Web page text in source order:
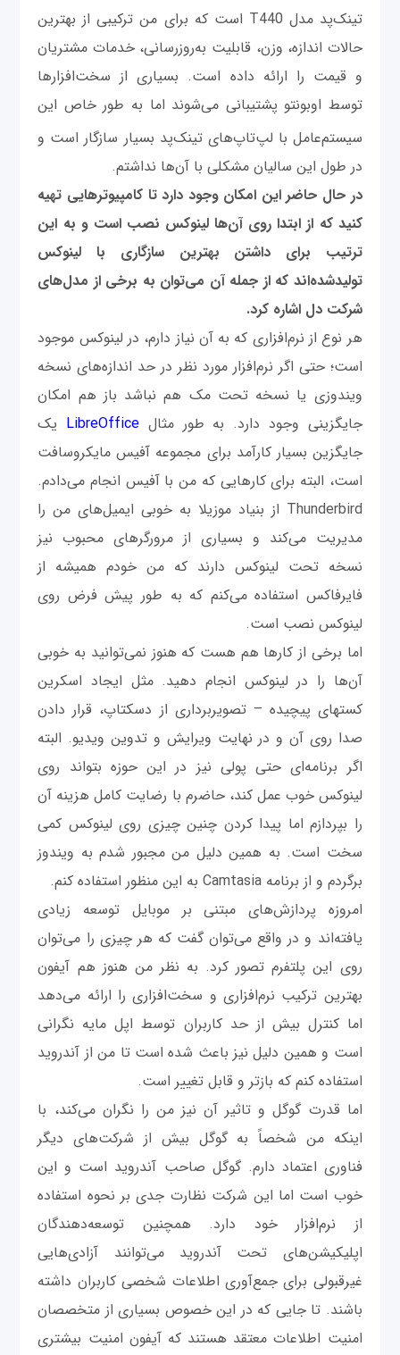
تینک
پد مدل T440 است که برای من ترکیبی از بهترین
حالات اندازه، وزن، قابلیت به‌روزرسانی، خدمات مشتریان
و قیمت را ارائه داده است. بسیاری از سخت‌افزارها
توسط اوبونتو پشتیبانی می‌شوند اما به طور خاص این
سیستم‌عامل با لپ‌تاپ‌های تینکپد بسیار سازگار است و
در طول این سالیان مشکلی با آن‌ها نداشتم.
در حال حاضر این امکان وجود دارد تا کامپیوترهایی تهیه
کنید که از ابتدا روی آن‌ها لینوکس نصب است و به این
ترتیب برای داشتن بهترین سازگاری با لینوکس
تولیدشده‌اند که از جمله آن می‌توان به برخی از مدل‌های
شرکت دل اشاره کرد.
هر نوع از نرم‌افزاری که به آن نیاز دارم، در لینوکس موجود
است؛ حتی اگر نرم‌افزار مورد نظر در حد اندازه‌های نسخه
ویندوزی یا نسخه تحت مک هم نباشد باز هم امکان
جایگزینی وجود دارد. به طور مثال LibreOffice یک
جایگزین بسیار کارآمد برای مجموعه آفیس مایکروسافت
است، البته برای کارهایی که من با آفیس انجام می‌دادم.
Thunderbird از بنیاد موزیلا به خوبی ایمیل‌های من را
مدیریت می‌کند و بسیاری از مرورگرهای محبوب نیز
نسخه تحت لینوکس دارند که من خودم همیشه از
فایرفاکس استفاده می‌کنم که به طور پیش فرض روی
لینوکس نصب است.
اما برخی از کارها هم هست که هنوز نمی‌توانید به خوبی
آن‌ها را در لینوکس انجام دهید. مثل ایجاد اسکرین
کستهای پیچیده – تصویربرداری از دسکتاپ، قرار دادن
صدا روی آن و در نهایت ویرایش و تدوین ویدیو. البته
اگر برنامه‌ای حتی پولی نیز در این حوزه بتواند روی
لینوکس خوب عمل کند، حاضرم با رضایت کامل هزینه آن
را بپردازم اما پیدا کردن چنین چیزی روی لینوکس کمی
سخت است. به همین دلیل من مجبور شدم به ویندوز
برگردم و از برنامه Camtasia به این منظور استفاده کنم.
امروزه پردازش‌های مبتنی بر موبایل توسعه زیادی
یافته‌اند و در واقع می‌توان گفت که هر چیزی را می‌توان
روی این پلتفرم تصور کرد. به نظر من هنوز هم آیفون
بهترین ترکیب نرم‌افزاری و سخت‌افزاری را ارائه می‌دهد
اما کنترل بیش از حد کاربران توسط اپل مایه نگرانی
است و همین دلیل نیز باعث شده است تا من از آندروید
استفاده کنم که بازتر و قابل تغییر است.
اما قدرت گوگل و تاثیر آن نیز من را نگران می‌کند، با
اینکه من شخصاً به گوگل بیش از شرکت‌های دیگر
فناوری اعتماد دارم. گوگل صاحب آندروید است و این
خوب است اما این شرکت نظارت جدی بر نحوه استفاده
از نرم‌افزار خود دارد. همچنین توسعه‌دهندگان
اپلیکیشن‌های تحت آندروید می‌توانند آزادی‌هایی
غیرقبولی برای جمع‌آوری اطلاعات شخصی کاربران داشته
باشند. تا جایی که در این خصوص بسیاری از متخصصان
امنیت اطلاعات معتقد هستند که آیفون امنیت بیشتری